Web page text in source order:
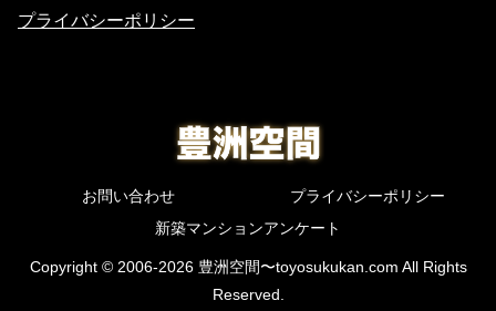
プライバシーポリシー
お問い合わせ
プライバシーポリシー
新築マンションアンケート
Copyright © 2006-2026 豊洲空間〜toyosukukan.com All Rights
Reserved.